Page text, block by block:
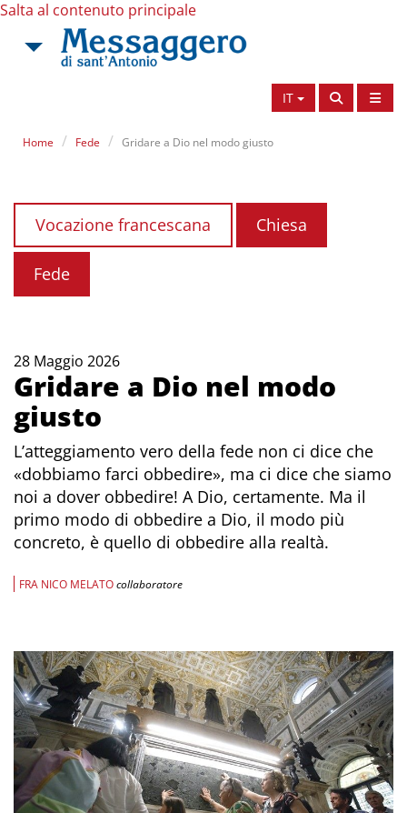
Salta al contenuto principale
IT
Home Fede Gridare a Dio nel modo giusto
Vocazione francescana Chiesa
Fede
28 Maggio 2026
Gridare a Dio nel modo
giusto
L’atteggiamento vero della fede non ci dice che
«dobbiamo farci obbedire», ma ci dice che siamo
noi a dover obbedire! A Dio, certamente. Ma il
primo modo di obbedire a Dio, il modo più
concreto, è quello di obbedire alla realtà.
FRA NICO MELATOcollaboratore